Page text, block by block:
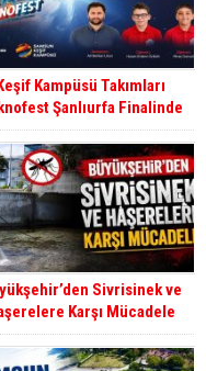
Keşif Kampüsü Takımları
Şanlıurfa Finalinde
Yarışmaya Hak Kazandı
Sivrisinek ve
Karşı Mücadele